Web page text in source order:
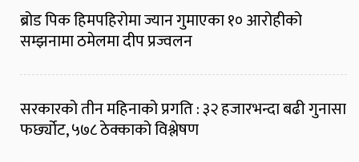
ब्रोड पिक हिमपहिरोमा ज्यान गुमाएका १० आरोहीको
सम्झनामा ठमेलमा दीप प्रज्वलन
सरकारको तीन महिनाको प्रगति : ३२ हजारभन्दा बढी गुनासा
फर्छ्योट, ५७८ ठेक्काको विश्लेषण